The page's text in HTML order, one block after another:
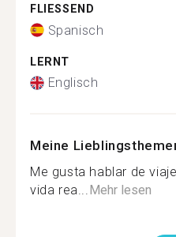
FLIESSEND
Spanisch
LERNT
Englisch
Meine
Me gusta hablar de
vida rea...Mehr lesen